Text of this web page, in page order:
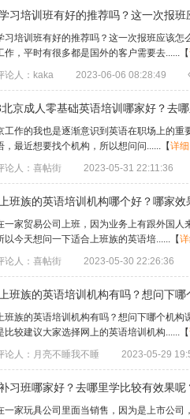
习培训班有好的推荐吗？这一次报班
习培训班有好的推荐吗？这一次报班应该
作，平时有很多都是国外的客户需要去...... 【
论人：kaka
2023-06-06 08:28:49
京成人零基础英语培训哪家好？去
工作的我也是逐渐意识到英语在职场上的
，最近想要找个机构，所以想问问​...... 【详细
论人：喜帖街
2023-05-31 22:11:36
班族的英语培训机构哪个好？哪家效
一家贸易公司上班，因为业务上有跟外国
以今天想问一下适合上班族的英语培...... 【
论人：喜帖街
2023-05-30 22:26:36
班族的英语培训机构有吗？想问下哪
班族的英语培训机构有吗？想问下哪个机
比较建议大家选择网上的英语培训机构...... 【
论人：月亮不睡我不睡
2023-05-29
习班哪家好？去哪里学比较有效果呢
一家玩具公司里面当销售，因为是上市公